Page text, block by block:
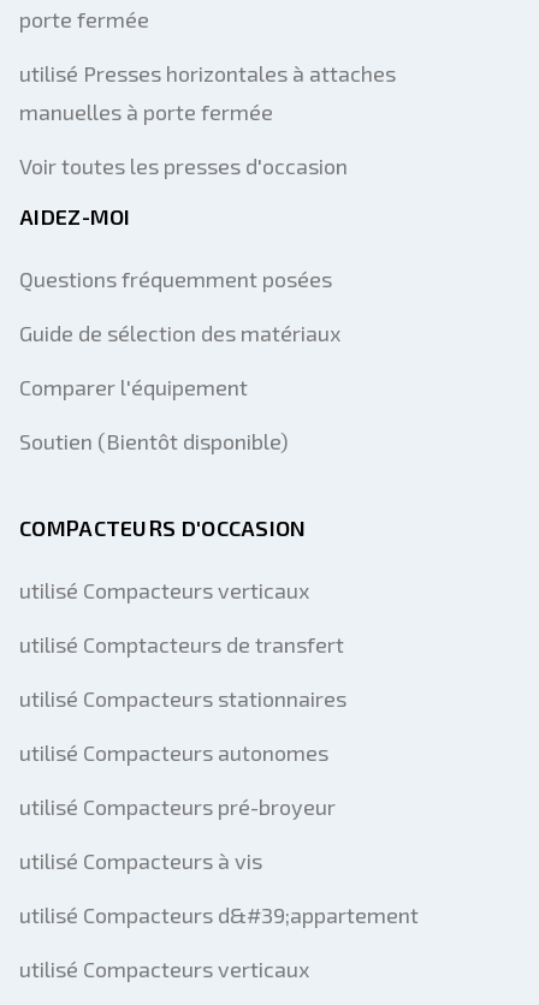
porte fermée
utilisé Presses horizontales à attaches
manuelles à porte fermée
Voir toutes les presses d'occasion
AIDEZ-MOI
Questions fréquemment posées
Guide de sélection des matériaux
Comparer l'équipement
Soutien (Bientôt disponible)
COMPACTEURS D'OCCASION
utilisé Compacteurs verticaux
utilisé Comptacteurs de transfert
utilisé Compacteurs stationnaires
utilisé Compacteurs autonomes
utilisé Compacteurs pré-broyeur
utilisé Compacteurs à vis
utilisé Compacteurs d&#39;appartement
utilisé Compacteurs verticaux